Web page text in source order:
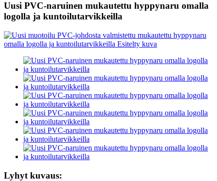
Uusi PVC-naruinen mukautettu hyppynaru omalla
logolla ja kuntoilutarvikkeilla
Lyhyt kuvaus: